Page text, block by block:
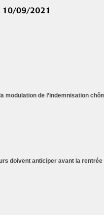
modulation de l’indemnisation
doivent anticiper avant la rentrée